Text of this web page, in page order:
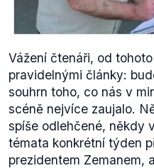
Vážení čtenáři, od
pravidelnými články:
souhrn toho, co nás v
scéně nejvíce zaujalo.
spíše odlehčené, někdy
témata konkrétní týden
prezidentem Zemanem,